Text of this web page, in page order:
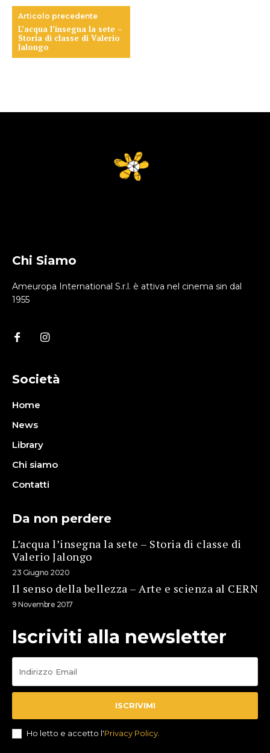
Articolo precedente
L’acqua l’insegna la sete –
Storia di classe di Valerio
Jalongo
Chi Siamo
Ameuropa International S.r.l. è attiva nel cinema sin dal
1955
Società
Home
News
Library
Chi siamo
Contatti
Da non perdere
L’acqua l’insegna la sete – Storia di classe di
Valerio Jalongo
23 Giugno 2020
Il senso della bellezza – Arte e scienza al CERN
9 Novembre 2017
Iscriviti alla newsletter
ISCRIVIMI
Ho letto e accetto l'Privacy Policy